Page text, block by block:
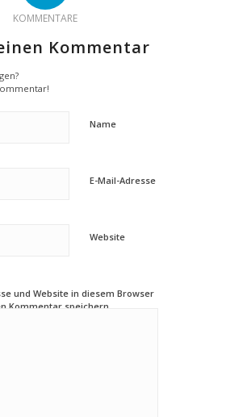
KOMMENTARE
Kommentar
Name
E-Mail-Adresse
Website
und Website in diesem Browser
Kommentar speichern.